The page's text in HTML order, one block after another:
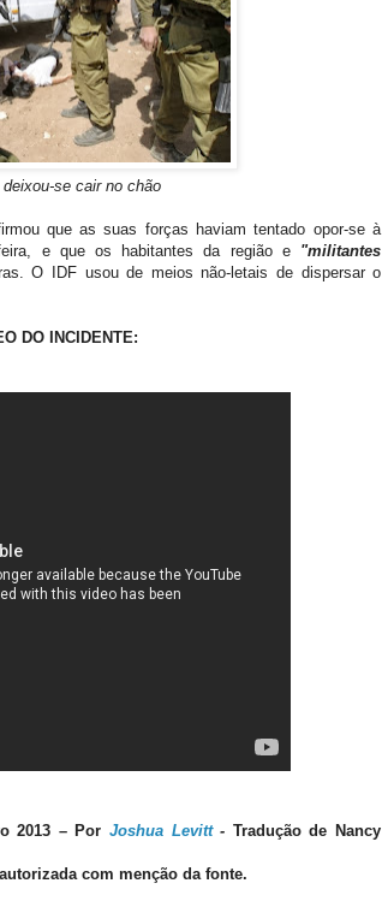
se cair no chão
queassuas forças haviam tentado opor-se à
e que os habitantes da região e "militantes
O IDF usou de meios não- letais de dispersar o
DO INCIDENTE:
2013 – Por Joshua Levitt- Tradução de Nancy
com menção da fonte.